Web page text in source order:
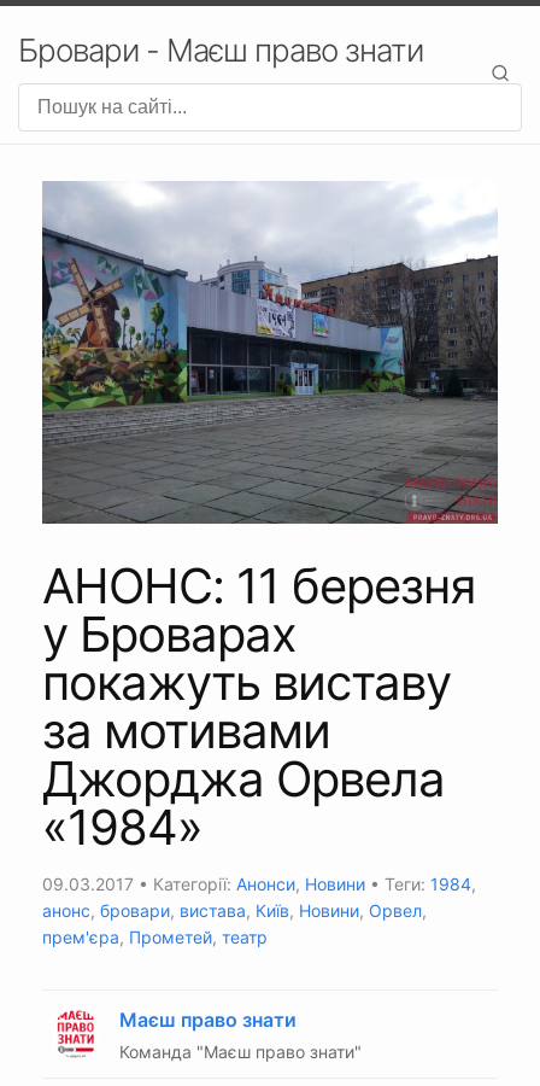
Бровари - Маєш право знати
АНОНС: 11 березня
у Броварах
покажуть виставу
за мотивами
Джорджа Орвела
«1984»
09.03.2017 • Категорії: Анонси, Новини • Теги: 1984,
анонс, бровари, вистава, Київ, Новини, Орвел,
прем'єра, Прометей, театр
Маєш право знати
Команда "Маєш право знати"